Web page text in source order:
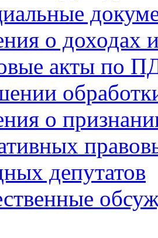
о доходах
акты по
о
депутатов